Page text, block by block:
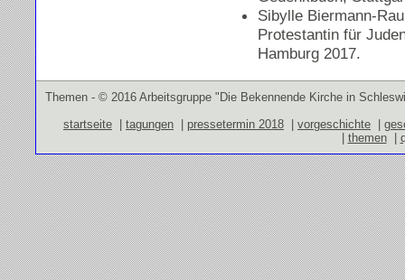
Sibylle Biermann-
Protestantin für
Hamburg 2017.
Themen - © 2016 Arbeitsgruppe "Die Bekennende Kirche in
startseite
tagungen pressetermin 2018 vorgeschichte
themen|